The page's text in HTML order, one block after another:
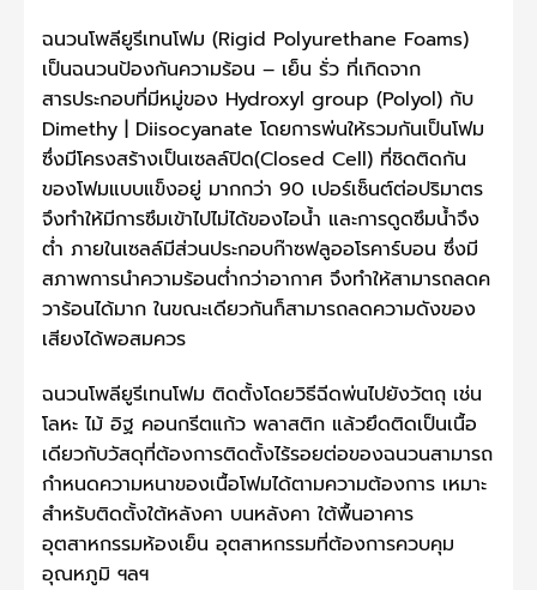
ฉนวนโพลียูรีเทนโฟม (Rigid Polyurethane Foams)
เป็นฉนวนป้องกันความร้อน – เย็น รั่ว ที่เกิดจาก
สารประกอบที่มีหมู่ของ Hydroxyl group (Polyol) กับ
Dimethy | Diisocyanate โดยการพ่นให้รวมกันเป็นโฟม
ซึ่งมีโครงสร้างเป็นเซลล์ปิด(Closed Cell) ที่ชิดติดกัน
ของโฟมแบบแข็งอยู่ มากกว่า 90 เปอร์เซ็นต์ต่อปริมาตร
จึงทำให้มีการซึมเข้าไปไม่ได้ของไอน้ำ และการดูดซึมน้ำจึง
ต่ำ ภายในเซลล์มีส่วนประกอบก๊าซฟลูออโรคาร์บอน ซึ่งมี
สภาพการนำความร้อนต่ำกว่าอากาศ จึงทำให้สามารถลดค
วาร้อนได้มาก ในขณะเดียวกันก็สามารถลดความดังของ
เสียงได้พอสมควร
ฉนวนโพลียูรีเทนโฟม ติดตั้งโดยวิธีฉีดพ่นไปยังวัตถุ เช่น
โลหะ ไม้ อิฐ คอนกรีตแก้ว พลาสติก แล้วยึดติดเป็นเนื้อ
เดียวกับวัสดุที่ต้องการติดตั้งไร้รอยต่อของฉนวนสามารถ
กำหนดความหนาของเนื้อโฟมได้ตามความต้องการ เหมาะ
สำหรับติดตั้งใต้หลังคา บนหลังคา ใต้พื้นอาคาร
อุตสาหกรรมห้องเย็น อุตสาหกรรมที่ต้องการควบคุม
อุณหภูมิ ฯลฯ